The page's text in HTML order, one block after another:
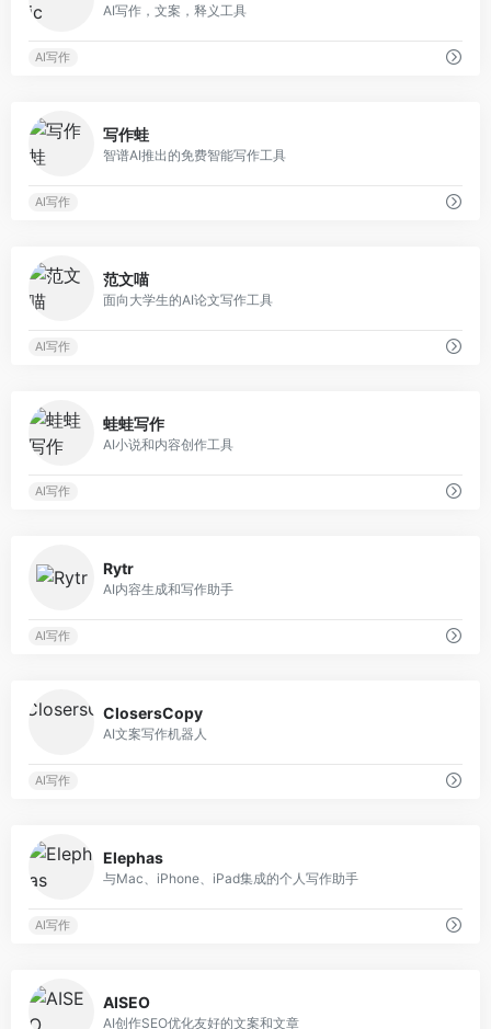
AI写作，文案，释义工具
AI写作
写作蛙
智谱AI推出的免费智能写作工具
AI写作
范文喵
面向大学生的AI论文写作工具
AI写作
蛙蛙写作
AI小说和内容创作工具
AI写作
Rytr
AI内容生成和写作助手
AI写作
ClosersCopy
AI文案写作机器人
AI写作
Elephas
与Mac、iPhone、iPad集成的个人写作助手
AI写作
AISEO
AI创作SEO优化友好的文案和文章